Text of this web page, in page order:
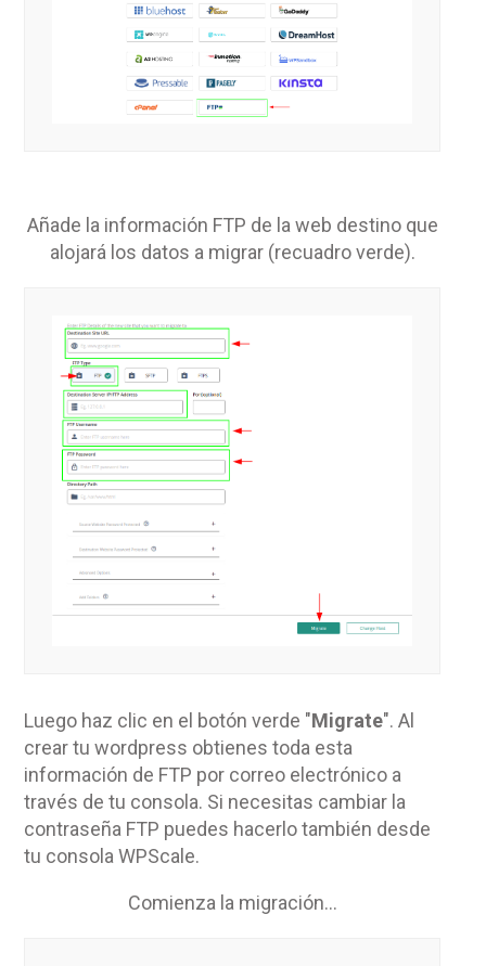
Añade la información FTP de la web destino que
alojará los datos a migrar (recuadro verde).
Luego haz clic en el botón verde "Migrate". Al
crear tu wordpress obtienes toda esta
información de FTP por correo electrónico a
través de tu consola. Si necesitas cambiar la
contraseña FTP puedes hacerlo también desde
tu consola WPScale.
Comienza la migración...